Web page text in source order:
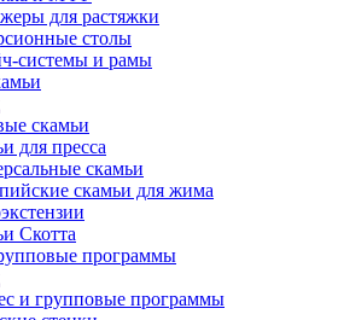
для растяжки
столы
системы и рамы
скамьи
для пресса
скамьи
скамьи для жима
Скотта
программы
и групповые программы